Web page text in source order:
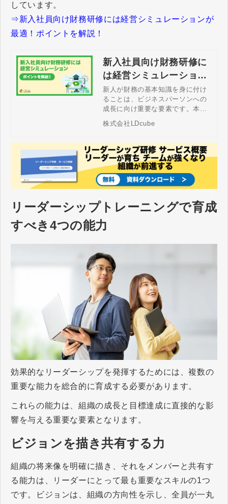
しています。
⇒新入社員向け財務研修には経営シミュレーションが
最適！ポイントを解説！
新入社員向け財務研修に
は経営シミュレーション
が最適！ポイントを解
説！
新人が財務の基本知識を身に付け
ることは、ビジネスパーソンへの
成長に向け重要な要素です。本コ
ラムでは、新入社員向けの財務研
修の目的や内容、展開ステップ、
いて説明します。経営シミュレー
ションを通じて、生きた数字が学
べるポイントを解説していきま
す。
株式会社LDcube
リーダーシップトレーニングで育成
すべき4つの能力
効果的なリーダーシップを発揮するためには、複数の
重要な能力を総合的に育成する必要があります。
これらの能力は、組織の成長と目標達成に直接的な影
響を与える重要な要素となります。
ビジョンを描き共有する力
組織の将来像を明確に描き、それをメンバーと共有す
る能力は、リーダーにとって最も重要なスキルの1つ
です。ビジョンは、組織の方向性を示し、全員が一丸